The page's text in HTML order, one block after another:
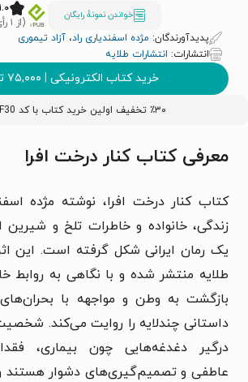
خواندن نمونۀ رایگان
۱.۰ امتیاز
(از ۱ رأی)
پدیدآورندگان: مژده اسفندیاری راد، آزاد تیموری
انتشارات: انتشارات طلایه
خرید کتاب الکترونیکی | ۷۵,۰۰۰
٪۳۰ تخفیف اولین خرید کتاب با کد
معرفی کتاب کنار درخت افرا
کتاب کنار درخت افرا، نوشته مژده
زندگی، خانواده و خاطرات تلخ و
یک رمان ایرانی شکل گرفته است. این
طلایه منتشر شده و با نگاهی به روابط
بازگشت به وطن و مواجهه با
داستانی چندلایه را روایت می‌کند.
درگیر دغدغه‌هایی چون بیماری،
عاطفی و تصمیم‌گیری‌های دشوار هستند و